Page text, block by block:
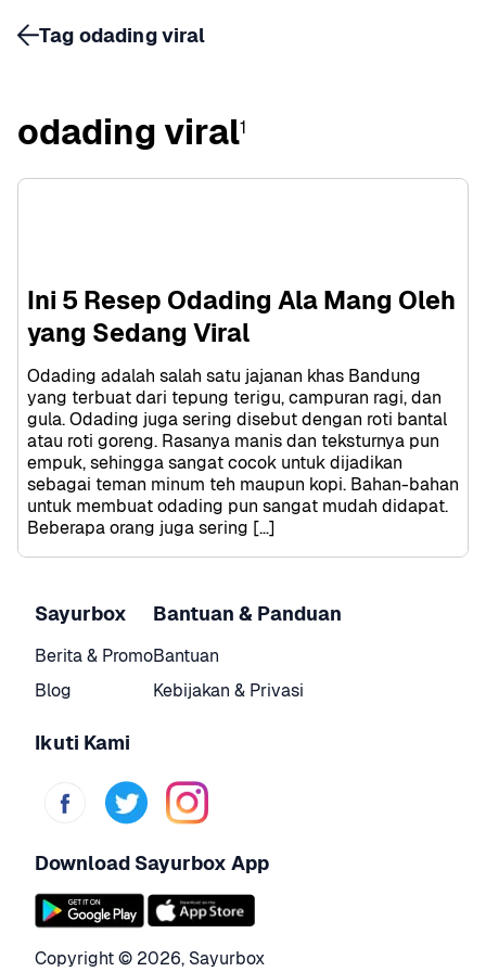
odading viral1
Ini 5 Resep Odading Ala Mang Oleh
yang Sedang Viral
Odading adalah salah satu jajanan khas Bandung
yang terbuat dari tepung terigu, campuran ragi, dan
gula. Odading juga sering disebut dengan roti bantal
atau roti goreng. Rasanya manis dan teksturnya pun
empuk, sehingga sangat cocok untuk dijadikan
sebagai teman minum teh maupun kopi. Bahan-bahan
untuk membuat odading pun sangat mudah didapat.
Beberapa orang juga sering […]
Sayurbox
Berita & Promo
Blog
Bantuan & Panduan
Bantuan
Kebijakan & Privasi
Ikuti Kami
Download Sayurbox App
Copyright © 2026, Sayurbox
Tag odading viral